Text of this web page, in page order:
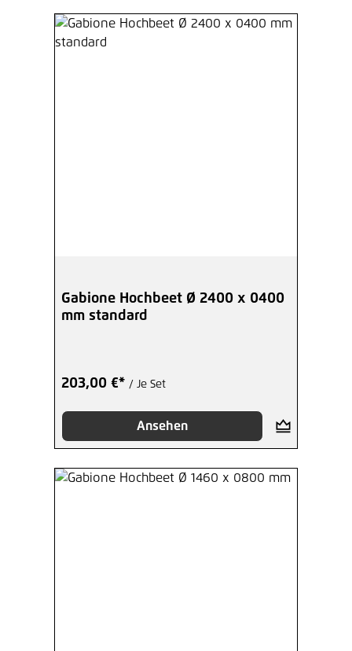
Gabione Hochbeet Ø 2400 x 0400
mm standard
203,00 €* / Je Set
Ansehen